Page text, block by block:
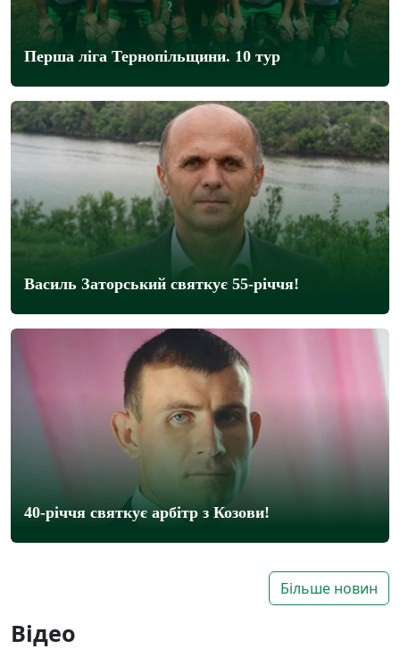
Перша ліга Тернопільщини. 10 тур
Василь Заторський святкує 55-річчя!
40-річчя святкує арбітр з Козови!
Більше новин
Відео